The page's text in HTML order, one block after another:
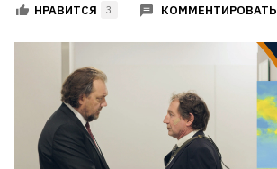
НРАВИТСЯ 3 КОММЕНТИРОВАТЬ